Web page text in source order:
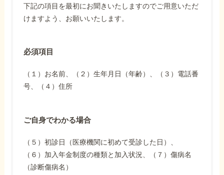
下記の項目を最初にお聞きいたしますのでご用意いただ
けますよう、お願いいたします。
必須項目
（１）お名前、（２）生年月日（年齢）、（３）電話番
号、（４）住所
ご自身でわかる場合
（５）初診日（医療機関に初めて受診した日）、
（６）加入年金制度の種類と加入状況、（７）傷病名
（診断傷病名）